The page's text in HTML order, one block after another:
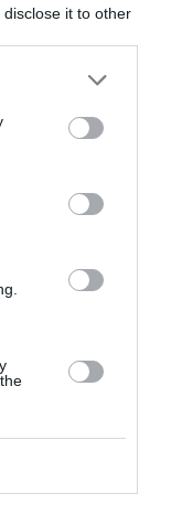
it to other
μαγιό